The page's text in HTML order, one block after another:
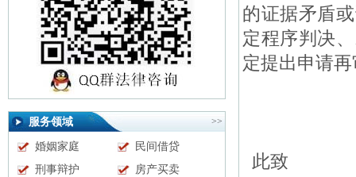
服务领域 >>
婚姻家庭
民间借贷
刑事辩护
房产买卖
的证据矛盾
定程序判决
定提出申请
此致